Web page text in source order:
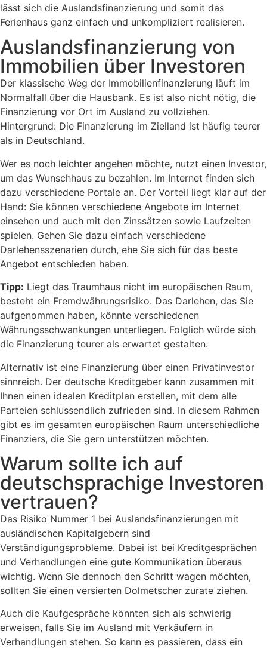
lässt sich die Auslandsfinanzierung und somit das
Ferienhaus ganz einfach und unkompliziert realisieren.
Auslandsfinanzierung von
Immobilien über Investoren
Der klassische Weg der Immobilienfinanzierung läuft im
Normalfall über die Hausbank. Es ist also nicht nötig, die
Finanzierung vor Ort im Ausland zu vollziehen.
Hintergrund: Die Finanzierung im Zielland ist häufig teurer
als in Deutschland.
Wer es noch leichter angehen möchte, nutzt einen Investor,
um das Wunschhaus zu bezahlen. Im Internet finden sich
dazu verschiedene Portale an. Der Vorteil liegt klar auf der
Hand: Sie können verschiedene Angebote im Internet
einsehen und auch mit den Zinssätzen sowie Laufzeiten
spielen. Gehen Sie dazu einfach verschiedene
Darlehensszenarien durch, ehe Sie sich für das beste
Angebot entschieden haben.
Tipp: Liegt das Traumhaus nicht im europäischen Raum,
besteht ein Fremdwährungsrisiko. Das Darlehen, das Sie
aufgenommen haben, könnte verschiedenen
Währungsschwankungen unterliegen. Folglich würde sich
die Finanzierung teurer als erwartet gestalten.
Alternativ ist eine Finanzierung über einen Privatinvestor
sinnreich. Der deutsche Kreditgeber kann zusammen mit
Ihnen einen idealen Kreditplan erstellen, mit dem alle
Parteien schlussendlich zufrieden sind. In diesem Rahmen
gibt es im gesamten europäischen Raum unterschiedliche
Finanziers, die Sie gern unterstützen möchten.
Warum sollte ich auf
deutschsprachige Investoren
vertrauen?
Das Risiko Nummer 1 bei Auslandsfinanzierungen mit
ausländischen Kapitalgebern sind
Verständigungsprobleme. Dabei ist bei Kreditgesprächen
und Verhandlungen eine gute Kommunikation überaus
wichtig. Wenn Sie dennoch den Schritt wagen möchten,
sollten Sie einen versierten Dolmetscher zurate ziehen.
Auch die Kaufgespräche könnten sich als schwierig
erweisen, falls Sie im Ausland mit Verkäufern in
Verhandlungen stehen. So kann es passieren, dass ein